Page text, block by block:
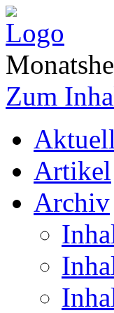
Zum
Artikel
Archiv